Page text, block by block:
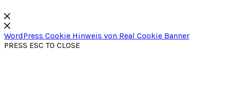
WordPress Cookie Hinweis von Real Cookie Banner
PRESS ESC TO CLOSE